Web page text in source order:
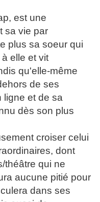
est une
sa vie par
plus sa soeur qui
elle et vit
qu'elle-même
de ses
ligne et de sa
dès son plus
croiser celui
dont
théâtre qui ne
aucune pitié pour
dans ses